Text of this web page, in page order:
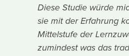
Diese Studie würde
sie mit der Erfahrung
Mittelstufe der
zumindest was das